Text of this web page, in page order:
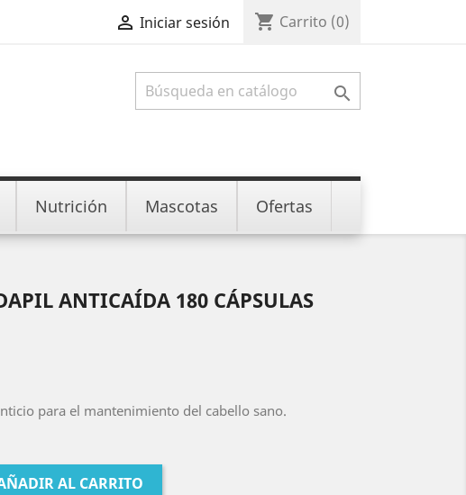
 Iniciar sesión shopping_cart Carrito (0)

Nutrición Mascotas Ofertas
ANTICAÍDA 180 CÁPSULAS
para el mantenimiento del cabello sano.
AL CARRITO